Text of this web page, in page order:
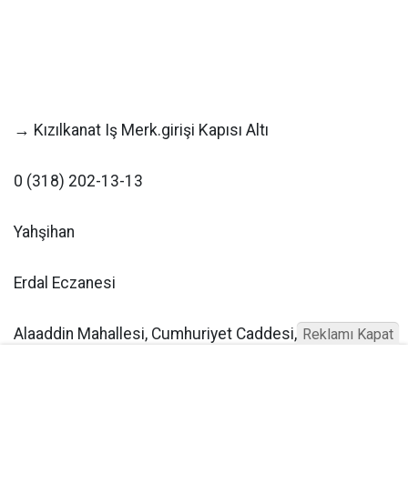
→ Kızılkanat Iş Merk.girişi Kapısı Altı
0 (318) 202-13-13
Yahşihan
Erdal Eczanesi
Alaaddin Mahallesi, Cumhuriyet Caddesi, 60 Sokak,
Reklamı Kapat